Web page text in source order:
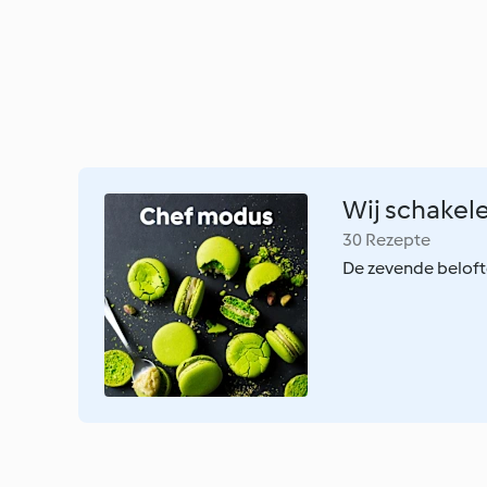
Wij
30 Rezepte
De zevende